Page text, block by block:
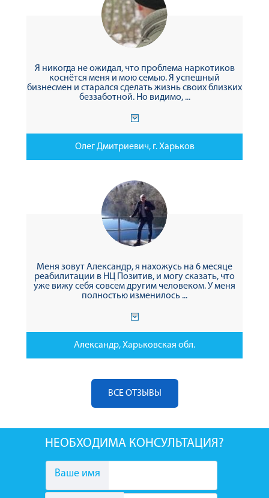
Я никогда не ожидал, что проблема наркотиков
коснётся меня и мою семью. Я успешный
бизнесмен и старался сделать жизнь своих близких
беззаботной. Но видимо, ...
Олег Дмитриевич, г. Харьков
Меня зовут Александр, я нахожусь на 6 месяце
реабилитации в НЦ Позитив, и могу сказать, что
уже вижу себя совсем другим человеком. У меня
полностью изменилось ...
Александр, Харьковская обл.
ВСЕ ОТЗЫВЫ
НЕОБХОДИМА КОНСУЛЬТАЦИЯ?
Ваше имя